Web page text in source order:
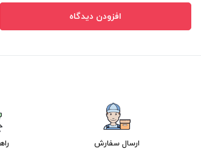
افزودن دیدگاه
ارسال سفارش